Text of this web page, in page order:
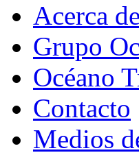
Acerca
Grupo
Océano
Contacto
Medios